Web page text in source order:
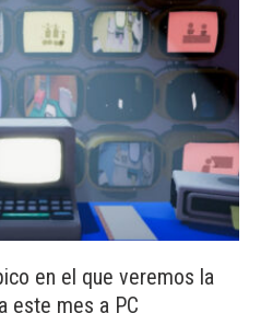
en el que veremos la
este mes a PC